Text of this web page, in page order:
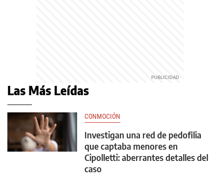
Las Más Leídas
CONMOCIÓN
Investigan una red de pedofilia
que captaba menores en
Cipolletti: aberrantes detalles del
caso